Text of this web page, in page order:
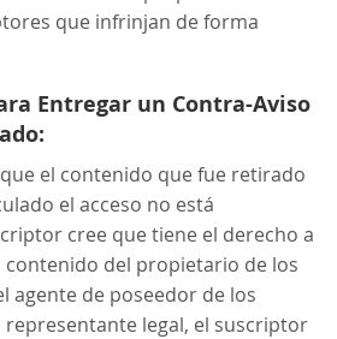
que infrinjan de forma
Entregar un Contra-Aviso
el contenido que fue retirado
el acceso no está
cree que tiene el derecho a
del propietario de los
agente de poseedor de los
legal, el suscriptor